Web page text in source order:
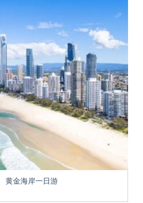
黄金海岸一日游